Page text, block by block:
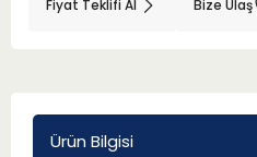
Fiyat Teklifi Al Bize Ulaş
Ürün Bilgisi